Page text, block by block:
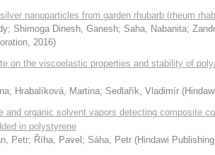
nanoparticles from garden rhubarb (rheum
; Shimoga Dinesh, Ganesh; Saha, Nabanita;
, 2016)
on the viscoelastic properties and stability of
; Hrabalíková, Martina; Sedlařík, Vladimír (
and organic solvent vapors detecting composite
in polystyrene
Petr; Říha, Pavel ; Sáha, Petr (Hindawi